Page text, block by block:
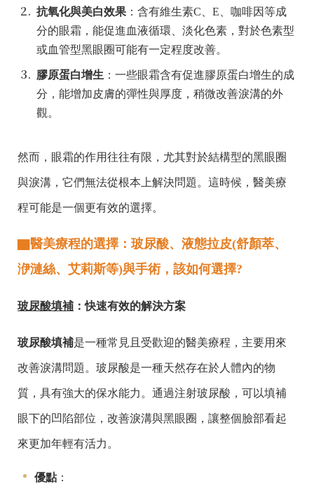
抗氧化與美白效果：含有維生素C、E、咖啡因等成
分的眼霜，能促進血液循環、淡化色素，對於色素型
或血管型黑眼圈可能有一定程度改善。
膠原蛋白增生 ：一些眼霜含有促進膠原蛋白增生的成
分，能增加皮膚的彈性與厚度，稍微改善淚溝的外
觀。
然而，眼霜的作用往往有限，尤其對於結構型的黑眼圈
與淚溝，它們無法從根本上解決問題。這時候，醫美療
程可能是一個更有效的選擇。
▇醫美療程的選擇：玻尿酸、液態拉皮(舒顏萃、
洢漣絲、艾莉斯等)與手術，該如何選擇?
玻尿酸填補 ：快速有效的解決方案
玻尿酸填補是一種常見且受歡迎的醫美療程，主要用來
改善淚溝問題。玻尿酸是一種天然存在於人體內的物
質，具有強大的保水能力。通過注射玻尿酸，可以填補
眼下的凹陷部位，改善淚溝與黑眼圈，讓整個臉部看起
來更加年輕有活力。
優點 ：